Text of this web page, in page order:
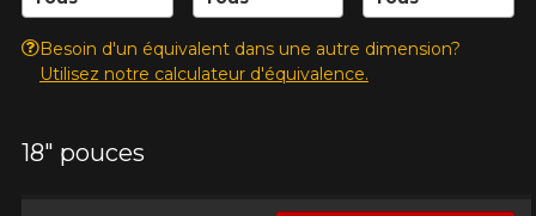
Besoin d'un équivalent dans une autre dimension?
Utilisez notre calculateur d'équivalence.
18" pouces